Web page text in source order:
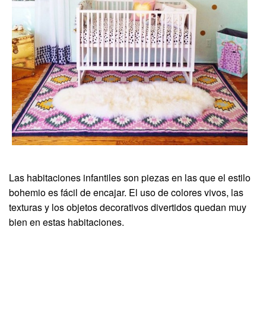
Las habitaciones infantiles son piezas en las que el estilo
bohemio es fácil de encajar. El uso de colores vivos, las
texturas y los objetos decorativos divertidos quedan muy
bien en estas habitaciones.